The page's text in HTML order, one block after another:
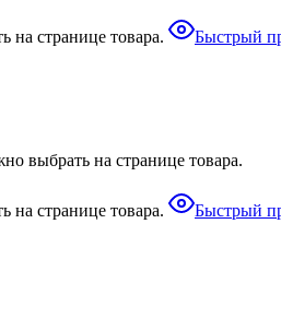
на странице товара.
Быстрый
выбрать на странице товара.
на странице товара.
Быстрый